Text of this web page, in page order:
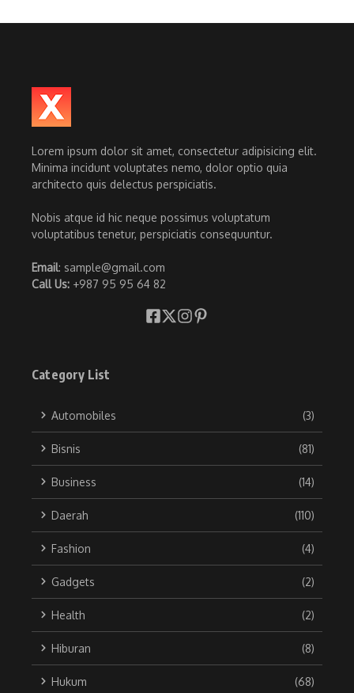
Lorem ipsum dolor sit amet, consectetur adipisicing elit.
Minima incidunt voluptates nemo, dolor optio quia
architecto quis delectus perspiciatis.
Nobis atque id hic neque possimus voluptatum
voluptatibus tenetur, perspiciatis consequuntur.
Email: sample@gmail.com
Call Us: +987 95 95 64 82
Category List
Automobiles (3)
Bisnis (81)
Business (14)
Daerah (110)
Fashion (4)
Gadgets (2)
Health (2)
Hiburan (8)
Hukum (68)